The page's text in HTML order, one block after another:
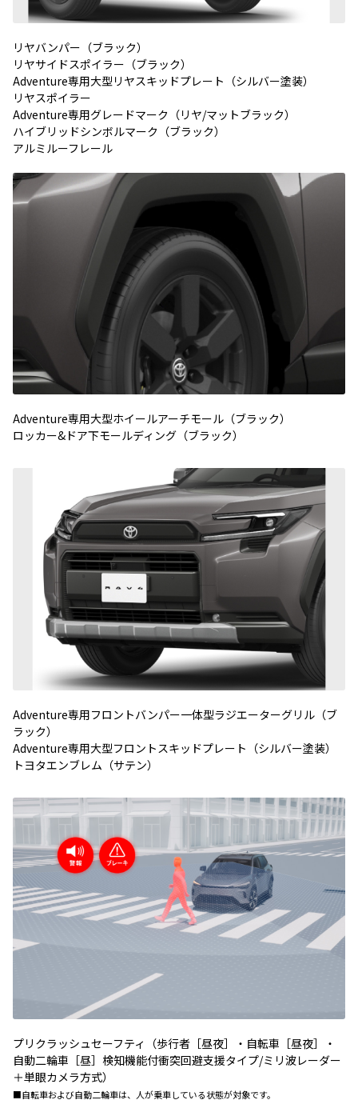
リヤバンパー（ブラック）
リヤサイドスポイラー（ブラック）
Adventure専用大型リヤスキッドプレート（シルバー塗装）
リヤスポイラー
Adventure専用グレードマーク（リヤ/マットブラック）
ハイブリッドシンボルマーク（ブラック）
アルミルーフレール
Adventure専用大型ホイールアーチモール（ブラック）
ロッカー&ドア下モールディング（ブラック）
Adventure専用フロントバンパー一体型ラジエーターグリル（ブ
ラック）
Adventure専用大型フロントスキッドプレート（シルバー塗装）
トヨタエンブレム（サテン）
プリクラッシュセーフティ（歩行者［昼夜］・自転車［昼夜］・
自動二輪車［昼］検知機能付衝突回避支援タイプ/ミリ波レーダー
＋単眼カメラ方式）
■自転車および自動二輪車は、人が乗車している状態が対象です。